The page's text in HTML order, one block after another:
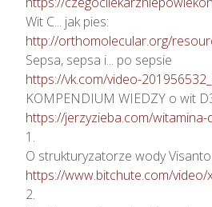
http://orthomolecular.org/
https://vk.com/video-
https://jerzyzieba.com/witamina-
1.
https://www.bitchute.com/
2.